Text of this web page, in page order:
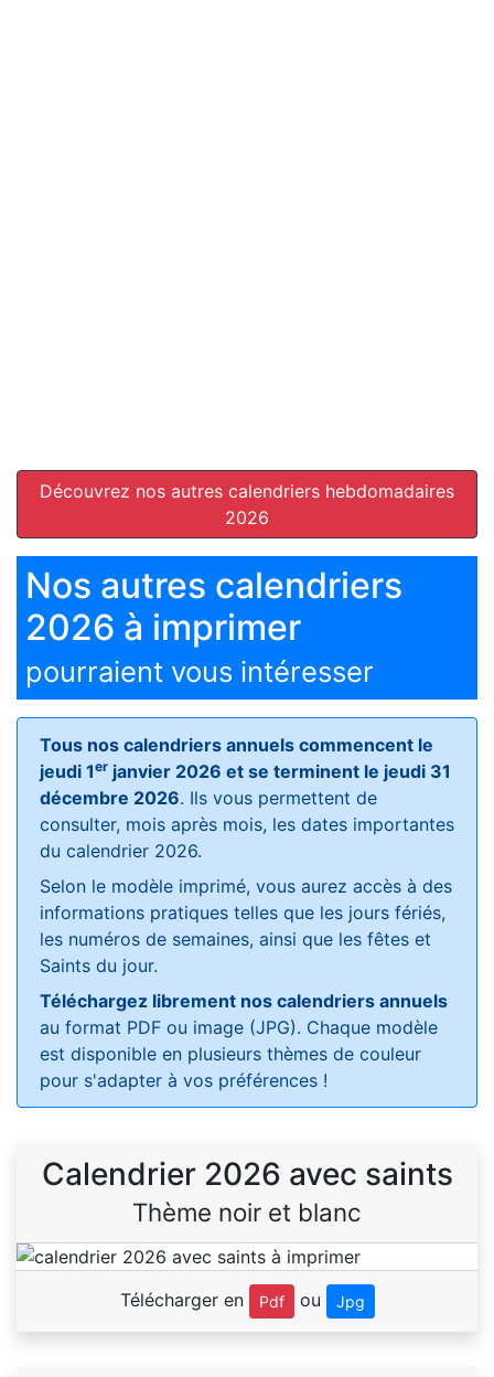
Découvrez nos autres calendriers hebdomadaires
2026
Nos autres calendriers
2026 à imprimer
pourraient vous intéresser
Tous nos calendriers annuels commencent le
jeudi 1er janvier 2026 et se terminent le jeudi 31
décembre 2026. Ils vous permettent de
consulter, mois après mois, les dates importantes
du calendrier 2026.
Selon le modèle imprimé, vous aurez accès à des
informations pratiques telles que les jours fériés,
les numéros de semaines, ainsi que les fêtes et
Saints du jour.
Téléchargez librement nos calendriers annuels
au format PDF ou image (JPG). Chaque modèle
est disponible en plusieurs thèmes de couleur
pour s'adapter à vos préférences !
Calendrier 2026 avec saints
Thème noir et blanc
Télécharger en Pdf ou Jpg